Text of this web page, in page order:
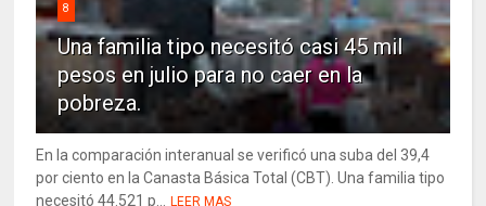
8
Una familia tipo necesitó casi 45 mil
pesos en julio para no caer en la
pobreza.
En la comparación interanual se verificó una suba del 39,4
por ciento en la Canasta Básica Total (CBT). Una familia tipo
necesitó 44.521 p...
LEER MAS